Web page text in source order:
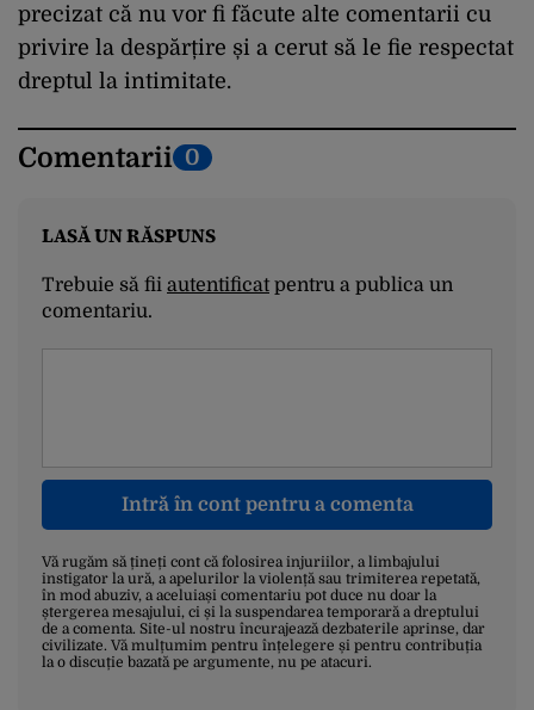
precizat că nu vor fi făcute alte comentarii cu
privire la despărțire și a cerut să le fie respectat
dreptul la intimitate.
Comentarii 0
LASĂ UN RĂSPUNS
Trebuie să fii autentificatpentru a publica un
comentariu.
Intră în cont pentru a comenta
Vă rugăm să țineți cont că folosirea injuriilor, a limbajului
instigator la ură, a apelurilor la violență sau trimiterea repetată,
în mod abuziv, a aceluiași comentariu pot duce nu doar la
ștergerea mesajului, ci și la suspendarea temporară a dreptului
de a comenta. Site-ul nostru încurajează dezbaterile aprinse, dar
civilizate. Vă mulțumim pentru înțelegere și pentru contribuția
la o discuție bazată pe argumente, nu pe atacuri.